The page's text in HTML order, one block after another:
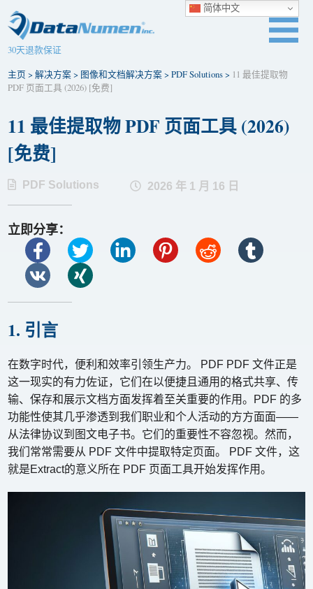
30天退款保证
主页 >解决方案> 图像和文档解决方案>PDF Solutions> 11 最佳提取物
PDF 页面工具 (2026) [免费]
11 最佳提取物 PDF 页面工具 (2026)
[免费]
PDF Solutions 2026 年 1 月 16 日
立即分享：
1. 引言
在数字时代，便利和效率引领生产力。 PDF PDF 文件正是
这一现实的有力佐证，它们在以便捷且通用的格式共享、传
输、保存和展示文档方面发挥着至关重要的作用。PDF 的多
功能性使其几乎渗透到我们职业和个人活动的方方面面——
从法律协议到图文电子书。它们的重要性不容忽视。然而，
我们常常需要从 PDF 文件中提取特定页面。 PDF 文件，这
就是Extract的意义所在 PDF 页面工具开始发挥作用。
简体中文